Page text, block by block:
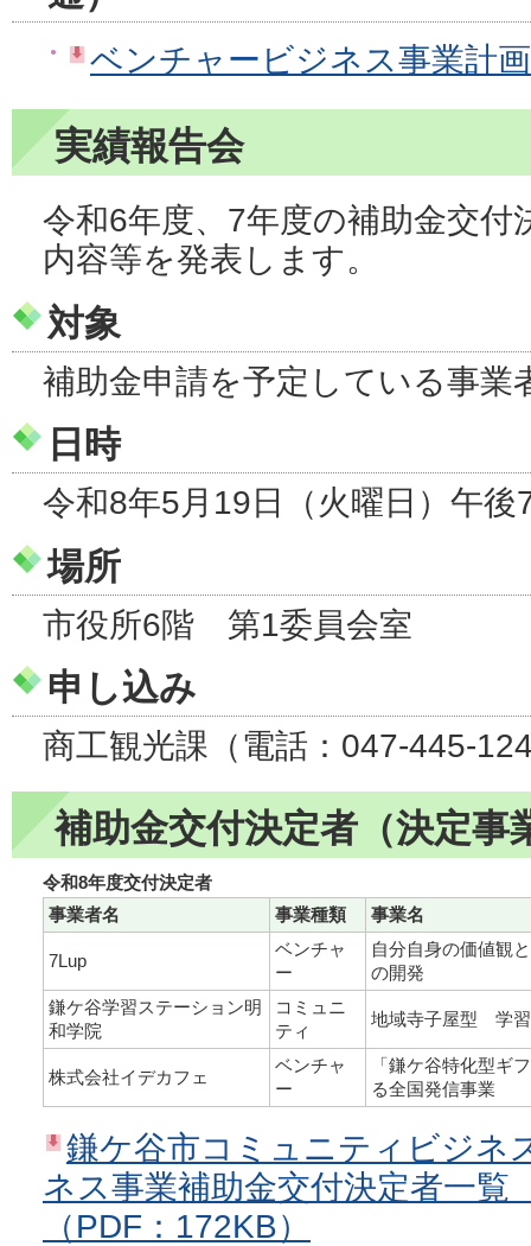
ベンチャービジネス事業計
実績報告会
令和6年度、7年度の補助金交付
内容等を発表します。
対象
補助金申請を予定している事業
日時
令和8年5月19日（火曜日）午
場所
市役所6階 第1委員会室
申し込み
商工観光課（電話：047-445-
補助金交付決定者（決定事
令和8年度交付決定者
事業者名
事業種類 事業名
7Lup
ベンチャ
ー
自分自身の価値観
の開発
鎌ケ谷学習ステーション明
和学院
コミュニ
ティ
地域寺子屋型 学習
株式会社イデカフェ
ベンチャ
ー
「鎌ケ谷特化型ギ
る全国発信事業
鎌ケ谷市コミュニティビジネ
ネス事業補助金交付決定者一覧
（PDF：172KB）